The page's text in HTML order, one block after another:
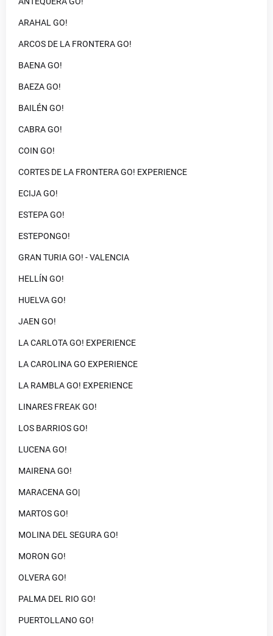
ARAHAL GO!
ARCOS DE LA FRONTERA GO!
BAENA GO!
BAEZA GO!
BAILÉN GO!
CABRA GO!
COIN GO!
CORTES DE LA FRONTERA GO! EXPERIENCE
ECIJA GO!
ESTEPA GO!
ESTEPONGO!
GRAN TURIA GO! - VALENCIA
HELLÍN GO!
HUELVA GO!
JAEN GO!
LA CARLOTA GO! EXPERIENCE
LA CAROLINA GO EXPERIENCE
LA RAMBLA GO! EXPERIENCE
LINARES FREAK GO!
LOS BARRIOS GO!
LUCENA GO!
MAIRENA GO!
MARACENA GO|
MARTOS GO!
MOLINA DEL SEGURA GO!
MORON GO!
OLVERA GO!
PALMA DEL RIO GO!
PUERTOLLANO GO!